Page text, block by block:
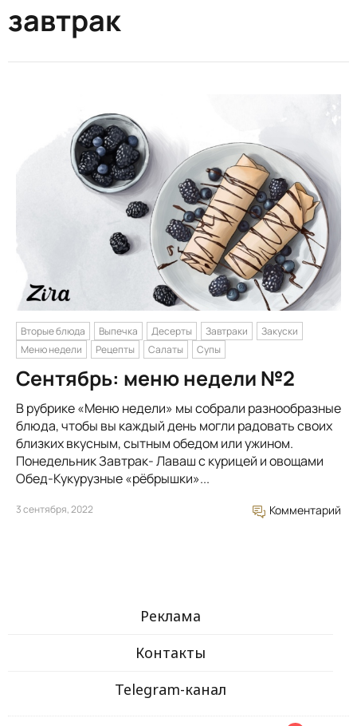
завтрак
Вторые блюда Выпечка Десерты Завтраки
Закуски
Меню недели
Рецепты Салаты Супы
Сентябрь: меню недели №2
В рубрике «Меню недели» мы собрали разнообразные
блюда, чтобы вы каждый день могли радовать своих
близких вкусным, сытным обедом или ужином.
Понедельник Завтрак- Лаваш с курицей и овощами
Обед-Кукурузные «рёбрышки»...
3 сентября, 2022 Комментарий
Реклама
Контакты
Telegram-канал